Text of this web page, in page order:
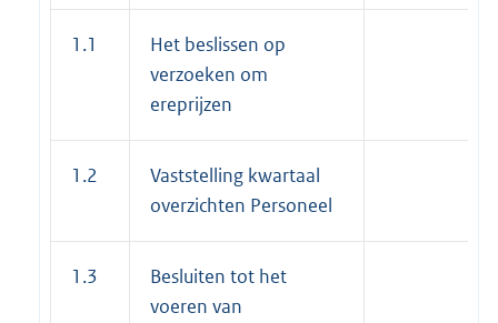
1.1
Het beslissen op
verzoeken om
ereprijzen
1.2
Vaststelling kwartaal
overzichten Personeel
1.3
Besluiten tot het
voeren van